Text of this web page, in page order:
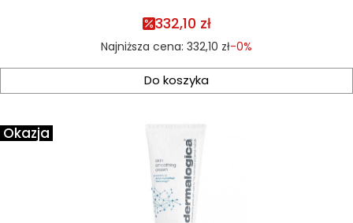
332,10 zł
Najniższa cena: 332,10 zł-0%
Do koszyka
Okazja